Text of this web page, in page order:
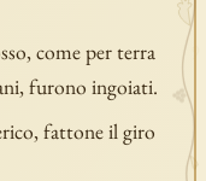
come per terra
furono ingoiati.
fattone il giro